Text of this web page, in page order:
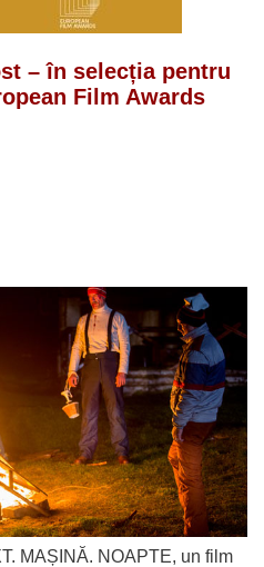
– în selecția pentru
Film Awards
MAȘINĂ. NOAPTE, un film